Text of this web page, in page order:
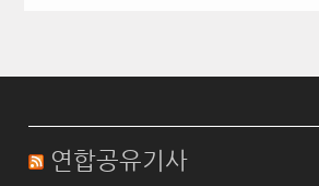
연합공유기사